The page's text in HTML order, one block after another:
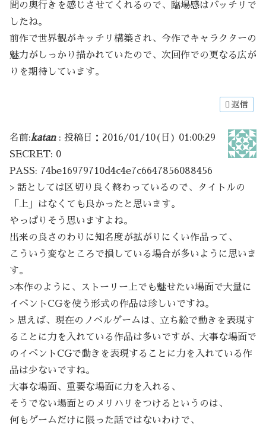
間の奥行きを感じさせてくれるので、臨場感はバッチリで
したね。
前作で世界観がキッチリ構築され、今作でキャラクターの
魅力がしっかり描かれていたので、次回作での更なる広が
りを期待しています。
返信
名前:katan: 投稿日：2016/01/10(日) 01:00:29
SECRET: 0
PASS: 74be16979710d4c4e7c6647856088456
> 話としては区切り良く終わっているので、タイトルの
「上」はなくても良かったと思います。
やっぱりそう思いますよね。
出来の良さのわりに知名度が拡がりにくい作品って、
こういう変なところで損している場合が多いように思いま
す。
>本作のように、ストーリー上でも魅せたい場面で大量に
イベントCGを使う形式の作品は珍しいですね。
> 思えば、現在のノベルゲームは、立ち絵で動きを表現す
ることに力を入れている作品は多いですが、大事な場面で
のイベントCGで動きを表現することに力を入れている作
品は少ないですね。
大事な場面、重要な場面に力を入れる、
そうでない場面とのメリハリをつけるというのは、
何もゲームだけに限った話ではないわけで、